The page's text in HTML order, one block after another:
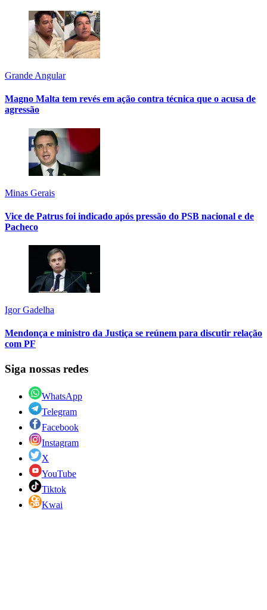
Grande Angular
Magno Malta tem revés em ação contra técnica que o acusa de
agressão
Minas Gerais
Vice de Patrus foi indicado após pressão do PSB nacional e de
Pacheco
Igor Gadelha
Mendonça e ministro da Justiça se reúnem para discutir relação
com PF
Siga nossas redes
WhatsApp
Telegram
Facebook
Instagram
X
YouTube
Tiktok
Kwai